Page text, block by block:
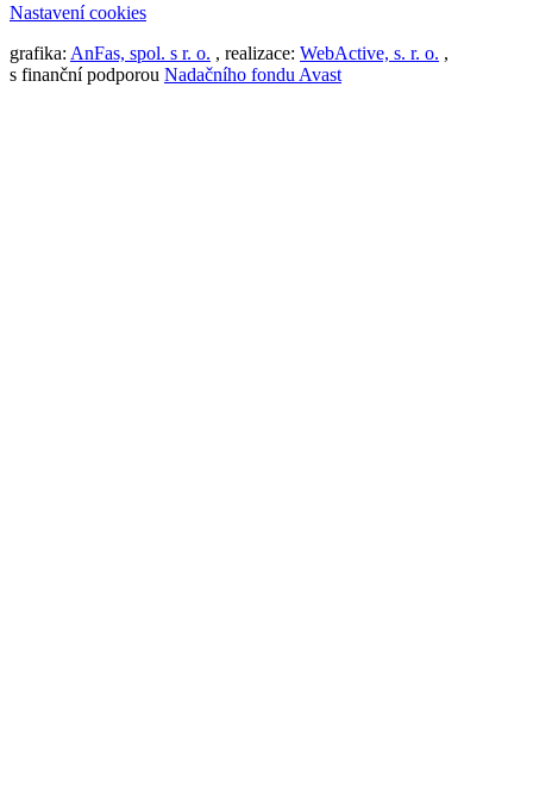
Nastavení cookies
grafika: AnFas, spol. s r. o. , realizace: WebActive, s. r. o. ,
s finanční podporou Nadačního fondu Avast